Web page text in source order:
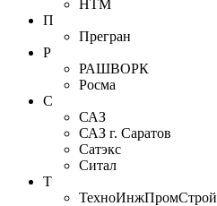
НТМ
П
Прегран
Р
РАШВОРК
Росма
С
САЗ
САЗ г. Саратов
Сатэкс
Ситал
Т
ТехноИнжПромСтрой